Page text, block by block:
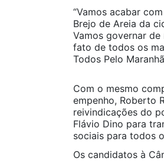
“Vamos acabar
Brejo de Areia da
Vamos governar
fato de todos os
Todos Pelo
Com o mesmo
empenho, Roberto
reivindicações do
Flávio Dino para
sociais para todos
Os candidatos à